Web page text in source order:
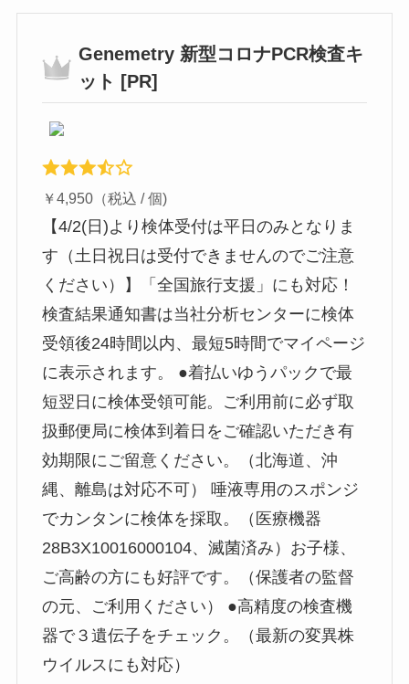
Genemetry 新型コロナPCR検査キ
ット [PR]
￥4,950（税込 / 個)
【4/2(日)より検体受付は平日のみとなりま
す（土日祝日は受付できませんのでご注意
ください）】「全国旅行支援」にも対応！
検査結果通知書は当社分析センターに検体
受領後24時間以内、最短5時間でマイページ
に表示されます。 ●着払いゆうパックで最
短翌日に検体受領可能。ご利用前に必ず取
扱郵便局に検体到着日をご確認いただき有
効期限にご留意ください。（北海道、沖
縄、離島は対応不可） 唾液専用のスポンジ
でカンタンに検体を採取。（医療機器
28B3X10016000104、滅菌済み）お子様、
ご高齢の方にも好評です。（保護者の監督
の元、ご利用ください） ●高精度の検査機
器で３遺伝子をチェック。（最新の変異株
ウイルスにも対応）